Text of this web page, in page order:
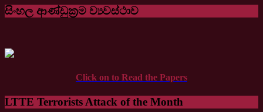
සිංහල ආණ්ඩුක්‍රම ව්‍යවස්ථාව
Click on to Read the Papers
LTTE Terrorists Attack of the Month